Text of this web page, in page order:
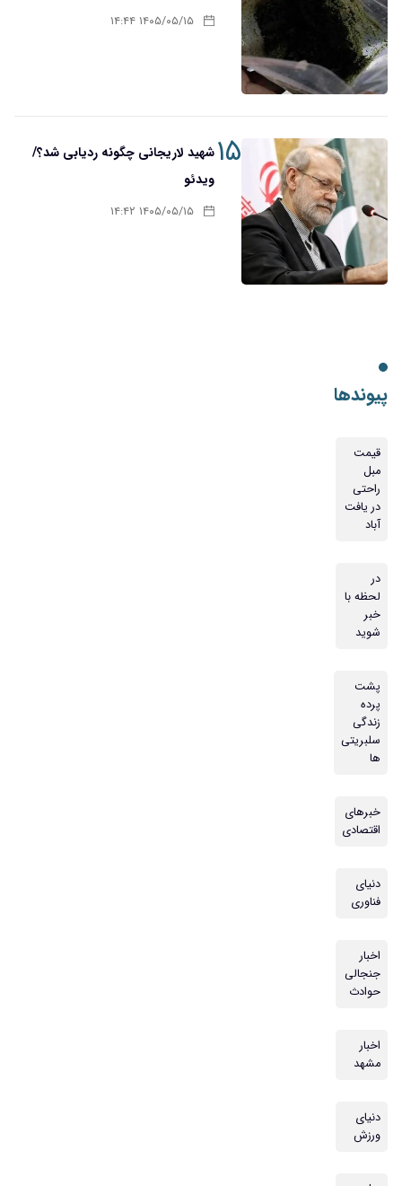
۱۴۰۵/۰۵/۱۵ ۱۴:۴۴
۱۵شهید لاریجانی چگونه ردیابی شد؟/
ویدئو
۱۴۰۵/۰۵/۱۵ ۱۴:۴۲
پیوندها
قیمت
مبل
راحتی
در یافت
آباد
در
لحظه با
خبر
شوید
پشت
پرده
زندگی
سلبریتی
ها
خبرهای
اقتصادی
دنیای
فناوری
اخبار
جنجالی
حوادث
اخبار
مشهد
دنیای
ورزش